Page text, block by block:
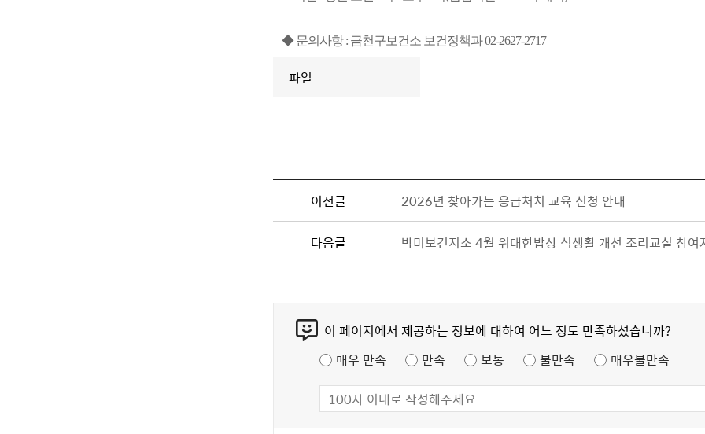
◆ 문의사항 : 금천구보건소 보건정책과 02-2627-2717
파일
이전글 2026년 찾아가는 응급처치 교육 신청 안내
다음글 박미보건지소 4월 위대한밥상 식생활 개선 조리교실 참여
이 페이지에서 제공하는 정보에 대하여 어느 정도 만족하셨습니까?
매우 만족
만족 보통 불만족 매우불만족